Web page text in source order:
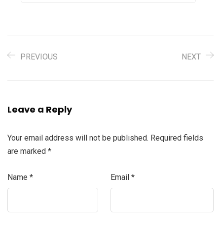
PREVIOUS NEXT
Leave a Reply
Your email address will not be published. Required fields
are marked *
Name * Email *